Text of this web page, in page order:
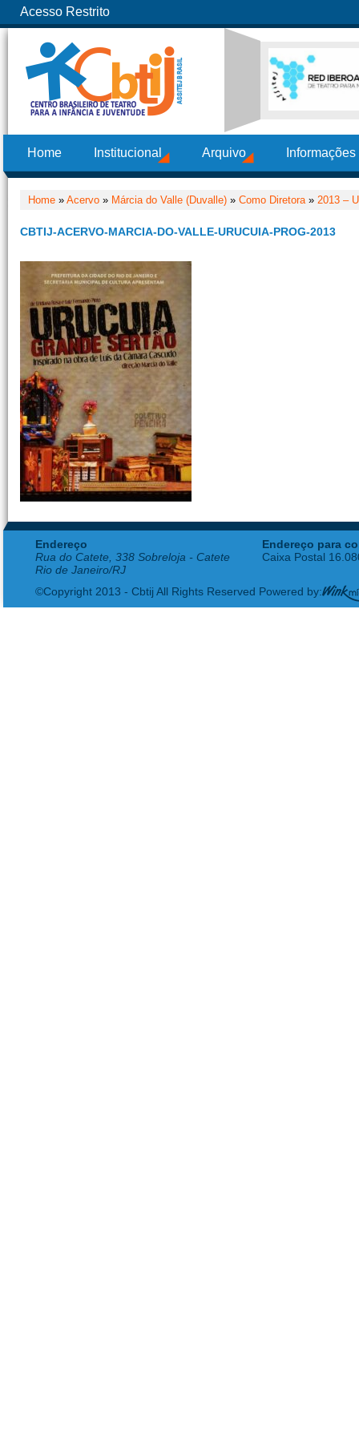
Acesso Restrito
Home Institucional Arquivo
Home » Acervo » Márcia do Valle (Duvalle) » Como Diretora» 2013 –
CBTIJ-ACERVO-MARCIA-DO-VALLE-URUCUIA-PROG-2013
Endereço
Rua do Catete, 338 Sobreloja - Catete
Rio de Janeiro/RJ
Endereço para
Caixa Postal
©Copyright 2013 - Cbtij All Rights Reserved Powered by: